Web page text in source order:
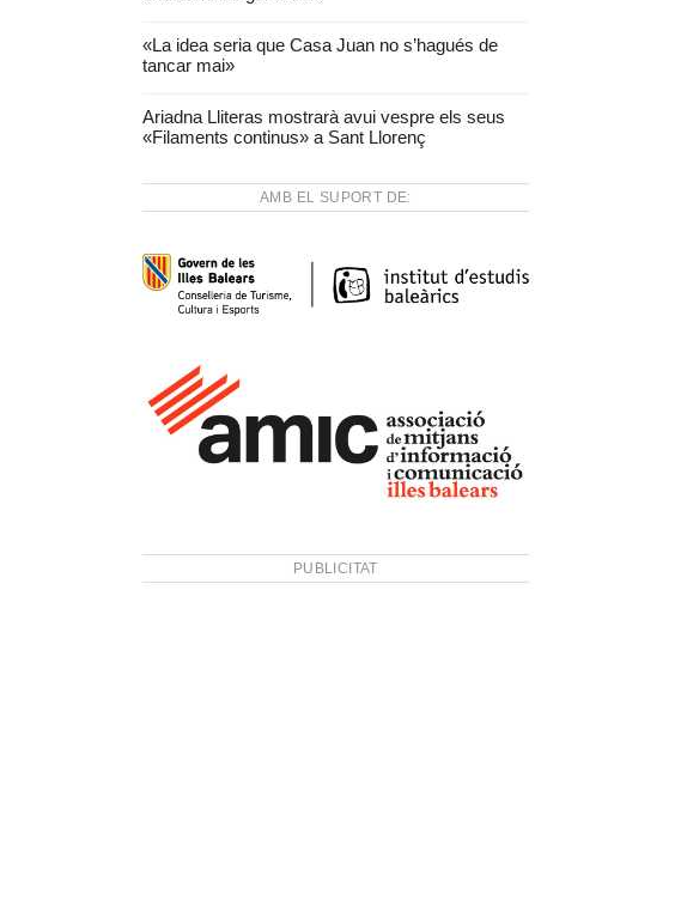
«La idea seria que Casa Juan no s’hagués de
tancar mai»
Ariadna Lliteras mostrarà avui vespre els seus
«Filaments continus» a Sant Llorenç
AMB EL SUPORT DE:
PUBLICITAT